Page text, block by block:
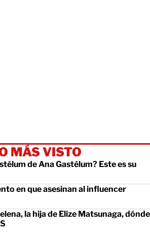
MÁS VISTO
de Ana Gastélum? Este es su
en que asesinan al influencer
la hija de Elize Matsunaga, dónde